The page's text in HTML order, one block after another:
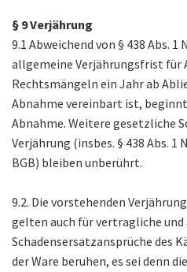
§ 9 Verjährung
9.1 Abweichend von § 438 Abs. 1
allgemeine Verjährungsfrist für
Rechtsmängeln ein Jahr ab
Abnahme vereinbart ist,
Abnahme. Weitere gesetzliche
Verjährung (insbes. § 438 Abs. 1
BGB) bleiben unberührt.
9.2. Die vorstehenden
gelten auch für vertragliche
Schadensersatzansprüche des
der Ware beruhen, es sei denn